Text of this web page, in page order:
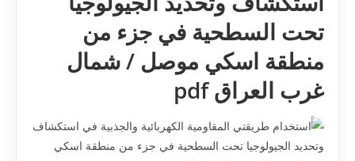
تحت السطحية في جزء من
منطقة اسكي موصل / شمال
غرب العراق pdf